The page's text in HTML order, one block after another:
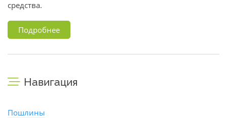
средства.
Подробнее
Навигация
Пошлины